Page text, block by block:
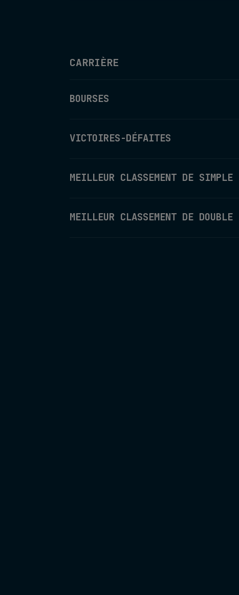
CARRIÈRE
BOURSES
VICTOIRES-DÉFAITES
MEILLEUR CLASSEMENT DE SIMPLE
MEILLEUR CLASSEMENT DE DOUBLE